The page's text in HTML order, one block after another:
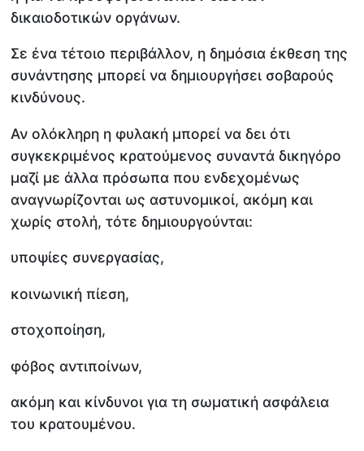
δικαιοδοτικών οργάνων.
Σε ένα τέτοιο περιβάλλον, η δημόσια έκθεση της
συνάντησης μπορεί να δημιουργήσει σοβαρούς
κινδύνους.
Αν ολόκληρη η φυλακή μπορεί να δει ότι
συγκεκριμένος κρατούμενος συναντά δικηγόρο
μαζί με άλλα πρόσωπα που ενδεχομένως
αναγνωρίζονται ως αστυνομικοί, ακόμη και
χωρίς στολή, τότε δημιουργούνται:
υποψίες συνεργασίας,
κοινωνική πίεση,
στοχοποίηση,
φόβος αντιποίνων,
ακόμη και κίνδυνοι για τη σωματική ασφάλεια
του κρατουμένου.